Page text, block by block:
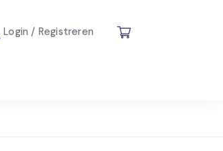
Login / Registreren